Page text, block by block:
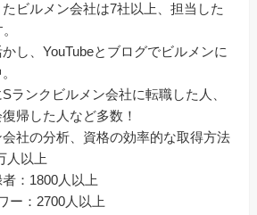
ビルメン会社は7社以上、担当した
し、YouTubeとブログでビルメンに
ランクビルメン会社に転職した人、
帰した人など多数！
社の分析、資格の効率的な取得方法
人以上
：1800人以上
ー：2700人以上